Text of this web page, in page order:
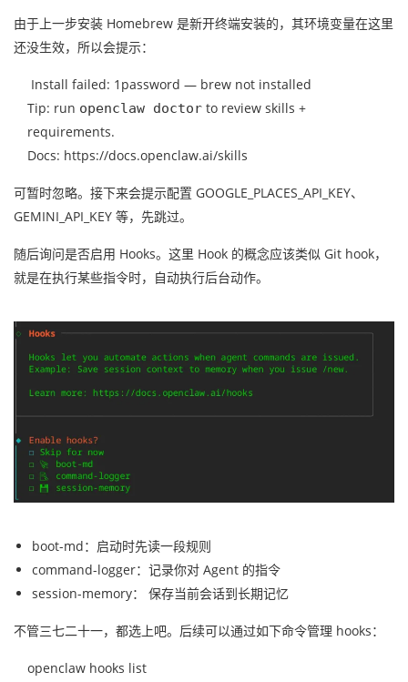
由于上一步安装 Homebrew 是新开终端安装的，其环境变量在这里
还没生效，所以会提示：
Install failed: 1password — brew not installed
Tip: run openclaw doctor to review skills +
requirements.
Docs: https://docs.openclaw.ai/skills
可暂时忽略。接下来会提示配置 GOOGLE_PLACES_API_KEY、
GEMINI_API_KEY 等，先跳过。
随后询问是否启用 Hooks。这里 Hook 的概念应该类似 Git hook，
就是在执行某些指令时，自动执行后台动作。
boot-md：启动时先读一段规则
command-logger：记录你对 Agent 的指令
session-memory： 保存当前会话到长期记忆
不管三七二十一，都选上吧。后续可以通过如下命令管理 hooks：
openclaw hooks list